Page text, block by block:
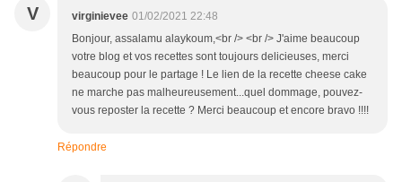
V virginievee 01/02/2021 22:48
Bonjour, assalamu alaykoum,<br /> <br /> J'aime beaucoup
votre blog et vos recettes sont toujours delicieuses, merci
beaucoup pour le partage ! Le lien de la recette cheese cake
ne marche pas malheureusement...quel dommage, pouvez-
vous reposter la recette ? Merci beaucoup et encore bravo !!!!
Répondre